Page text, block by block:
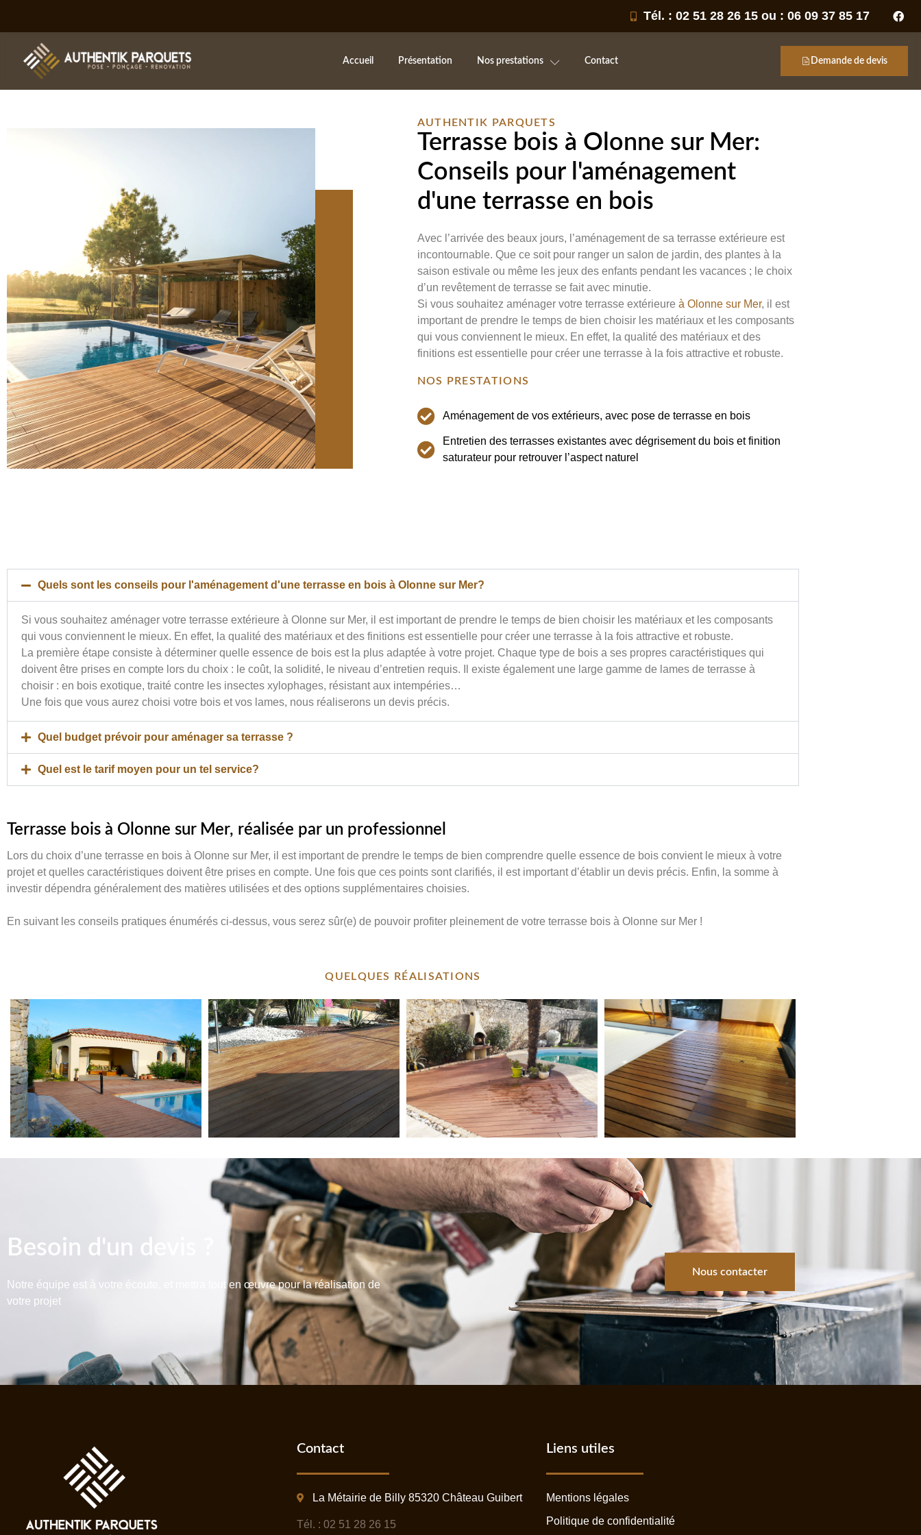
Tél. : 02 51 28 26 15 ou : 06 09 37 85 17
Accueil Présentation Nos prestations Contact Demande de devis
AUTHENTIK PARQUETS
Terrasse bois à Olonne sur Mer:
Conseils pour l'aménagement
d'une terrasse en bois
Avec l’arrivée des beaux jours, l’aménagement de sa terrasse extérieure est
incontournable. Que ce soit pour ranger un salon de jardin, des plantes à la
saison estivale ou même les jeux des enfants pendant les vacances ; le choix
d’un revêtement de terrasse se fait avec minutie.
Si vous souhaitez aménager votre terrasse extérieure à Olonne sur Mer, il est
important de prendre le temps de bien choisir les matériaux et les composants
qui vous conviennent le mieux. En effet, la qualité des matériaux et des
finitions est essentielle pour créer une terrasse à la fois attractive et robuste.
NOS PRESTATIONS
Aménagement de vos extérieurs, avec pose de terrasse en bois
Entretien des terrasses existantes avec dégrisement du bois et finition
saturateur pour retrouver l’aspect naturel
Quels sont les conseils pour l'aménagement d'une terrasse en bois à Olonne sur Mer?
Si vous souhaitez aménager votre terrasse extérieure à Olonne sur Mer, il est important de prendre le temps de bien choisir les matériaux et les composants
qui vous conviennent le mieux. En effet, la qualité des matériaux et des finitions est essentielle pour créer une terrasse à la fois attractive et robuste.
La première étape consiste à déterminer quelle essence de bois est la plus adaptée à votre projet. Chaque type de bois a ses propres caractéristiques qui
doivent être prises en compte lors du choix : le coût, la solidité, le niveau d’entretien requis. Il existe également une large gamme de lames de terrasse à
choisir : en bois exotique, traité contre les insectes xylophages, résistant aux intempéries…
Une fois que vous aurez choisi votre bois et vos lames, nous réaliserons un devis précis.
Quel budget prévoir pour aménager sa terrasse ?
Quel est le tarif moyen pour un tel service?
Terrasse bois à Olonne sur Mer, réalisée par un professionnel
Lors du choix d’une terrasse en bois à Olonne sur Mer, il est important de prendre le temps de bien comprendre quelle essence de bois convient le mieux à votre
projet et quelles caractéristiques doivent être prises en compte. Une fois que ces points sont clarifiés, il est important d’établir un devis précis. Enfin, la somme à
investir dépendra généralement des matières utilisées et des options supplémentaires choisies.
En suivant les conseils pratiques énumérés ci-dessus, vous serez sûr(e) de pouvoir profiter pleinement de votre terrasse bois à Olonne sur Mer !
QUELQUES RÉALISATIONS
Besoin d'un devis ?
Notre équipe est à votre écoute, et mettra tout en œuvre pour la réalisation de
votre projet
Nous contacter
Contact
La Métairie de Billy 85320 Château Guibert
Tél. : 02 51 28 26 15
Liens utiles
Mentions légales
Politique de confidentialité